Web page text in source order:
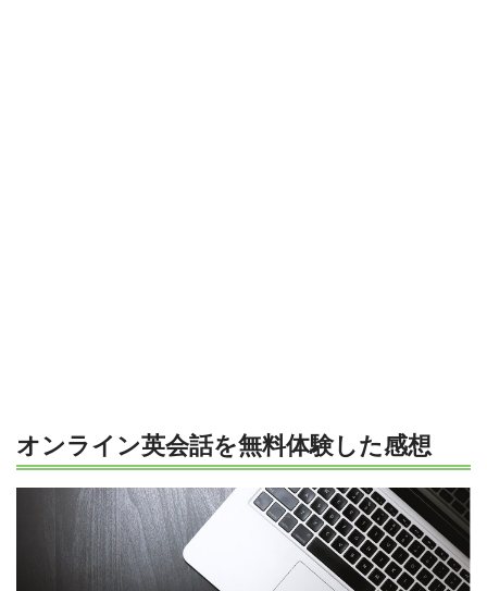
オンライン英会話を無料体験した感想